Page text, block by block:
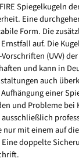
Spiegelkugeln
Eine
Form. Die
auf. Die
(UVV) der
und kann in
auch
einer
und Probleme
ausschließlich
mit einem auf
doppelte